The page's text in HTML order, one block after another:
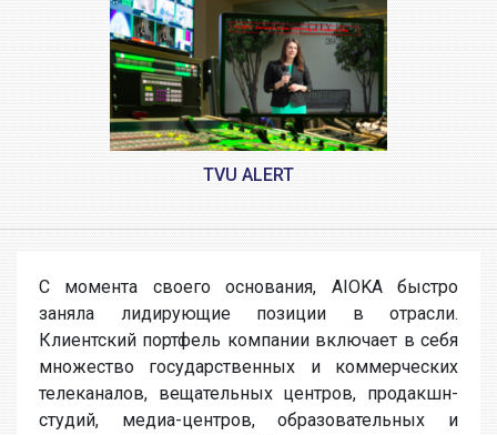
TVU ALERT
С момента своего основания, AIOKA быстро
заняла лидирующие позиции в отрасли.
Клиентский портфель компании включает в себя
множество государственных и коммерческих
телеканалов, вещательных центров, продакшн-
студий, медиа-центров, образовательных и